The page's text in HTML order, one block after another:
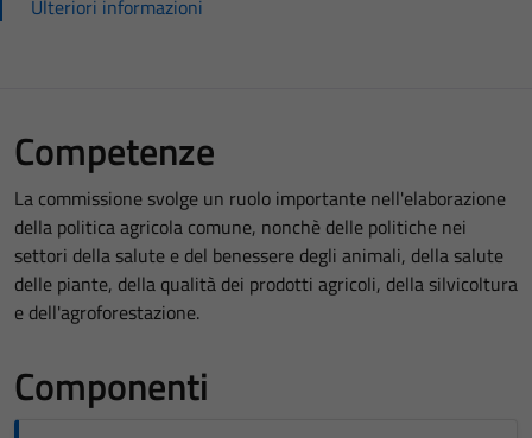
Ulteriori informazioni
Competenze
La commissione svolge un ruolo importante nell'elaborazione
della politica agricola comune, nonchè delle politiche nei
settori della salute e del benessere degli animali, della salute
delle piante, della qualità dei prodotti agricoli, della silvicoltura
e dell'agroforestazione.
Componenti